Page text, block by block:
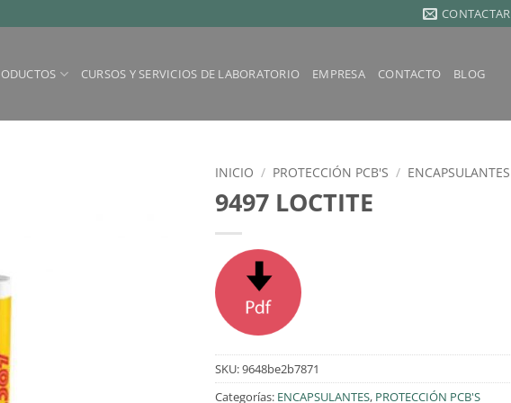
CONTACTAR
CURSOS Y SERVICIOS DE LABORATORIO EMPRESA CONTACTO BLOG
INICIO / PROTECCIÓN PCB'S / ENCAPSULANTES
9497 LOCTITE
SKU:9648be2b7871
Categorías: ENCAPSULANTES, PROTECCIÓN PCB'S